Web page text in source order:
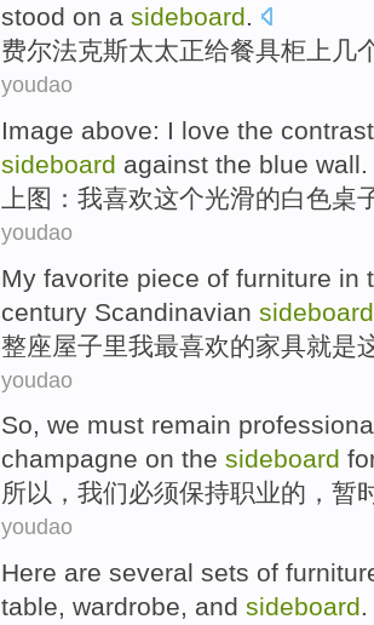
stood on a sideboard.
费尔法克斯太太正给餐具柜上 几
youdao
Image above: I love the contrast
sideboard against the blue wall.
上图 ： 我喜欢这个光滑的白色桌
youdao
My favorite piece of furniture in
century Scandinavian sideboard
整座屋子里我最喜欢的家具就是
youdao
So, we must remain
champagne on the sideboard
所以 ， 我们必须保持职业的， 暂
youdao
Here are several sets of
table, wardrobe, and sideboard.